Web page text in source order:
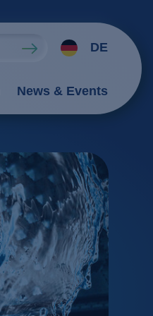
DE
News & Events